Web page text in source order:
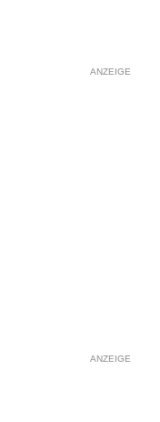
ANZEIGE
ANZEIGE